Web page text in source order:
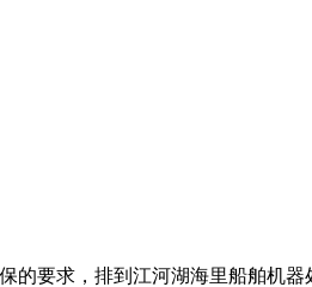
的要求，排到江河湖海里船舶机器